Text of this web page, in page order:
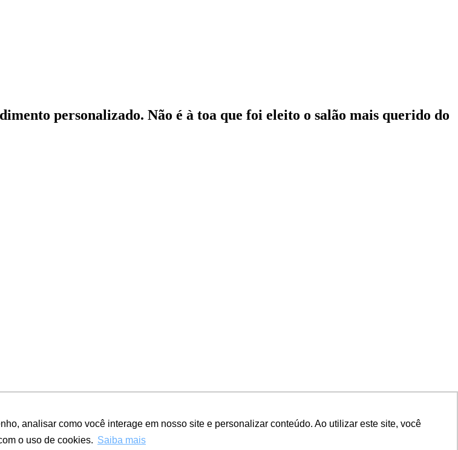
analisar como você interage em nosso site e personalizar conteúdo. Ao utilizar este site, você
o uso de cookies. Saiba mais
personalizado. Não é à toa que foi eleito o salão mais querido do